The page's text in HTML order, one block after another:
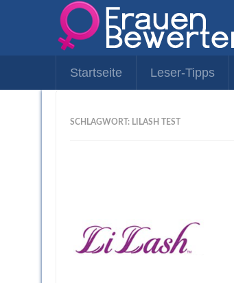
Startseite Leser-Tipps
SCHLAGWORT: LILASH TEST